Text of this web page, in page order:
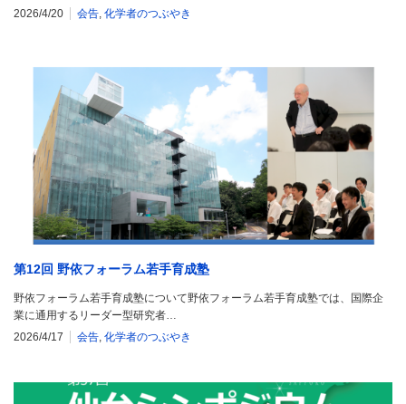
2026/4/20
会告, 化学者のつぶやき
第12回 野依フォーラム若手育成塾
野依フォーラム若手育成塾について野依フォーラム若手育成塾では、国際企
業に通用するリーダー型研究者…
2026/4/17
会告, 化学者のつぶやき